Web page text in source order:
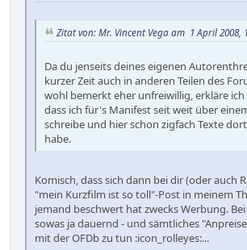
Zitat von: Mr. Vincent Vega am 1 April 2008,
Da du jenseits deines eigenen
kurzer Zeit auch in anderen Teilen des
wohl bemerkt eher unfreiwillig, erkläre
dass ich für's Manifest seit weit über
schreibe und hier schon zigfach Texte
habe.
Komisch, dass sich dann bei dir (oder auch
"mein Kurzfilm ist so toll"-Post in meinem
jemand beschwert hat zwecks Werbung.
sowas ja dauernd - und sämtliches
mit der OFDb zu tun :icon_rolleyes:...